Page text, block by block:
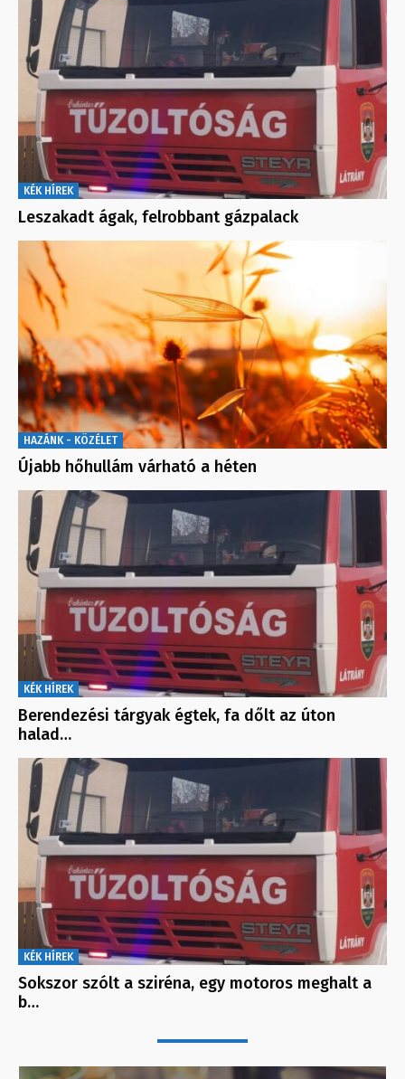
KÉK HÍREK
Leszakadt ágak, felrobbant gázpalack
HAZÁNK - KÖZÉLET
Újabb hőhullám várható a héten
KÉK HÍREK
Berendezési tárgyak égtek, fa dőlt az úton
halad…
KÉK HÍREK
Sokszor szólt a sziréna, egy motoros meghalt a
b…